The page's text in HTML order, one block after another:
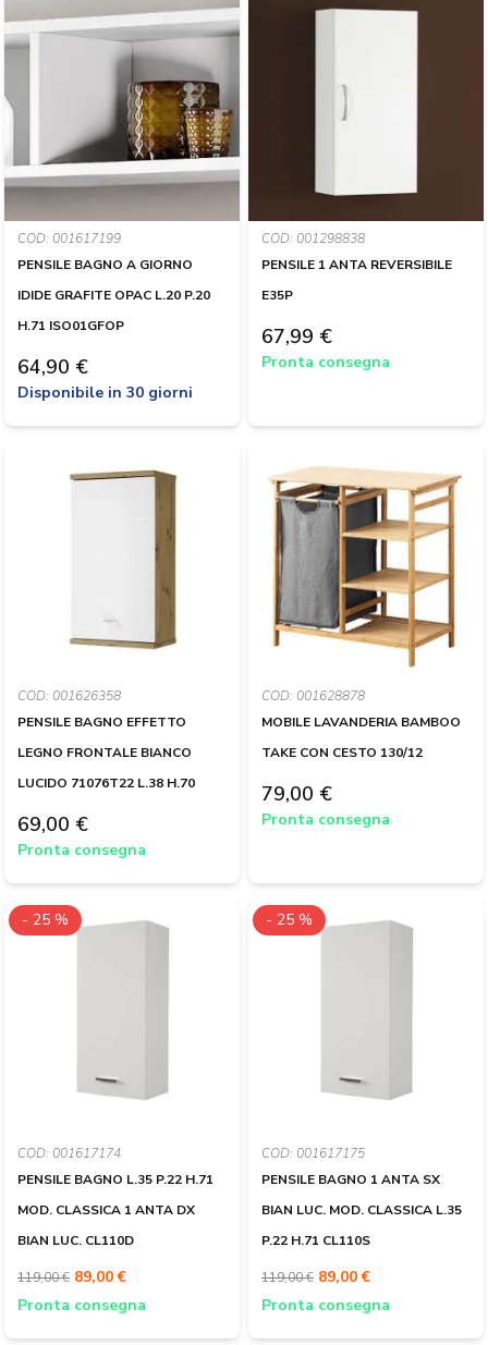
COD: 001617199
PENSILE BAGNO A GIORNO
IDIDE GRAFITE OPAC L.20 P.20
H.71 ISO01GFOP
64,90 €
Disponibile in 30 giorni
COD: 001298838
PENSILE 1 ANTA REVERSIBILE
E35P
67,99 €
Pronta consegna
COD: 001626358
PENSILE BAGNO EFFETTO
LEGNO FRONTALE BIANCO
LUCIDO 71076T22 L.38 H.70
69,00 €
Pronta consegna
COD: 001628878
MOBILE LAVANDERIA BAMBOO
TAKE CON CESTO 130/12
79,00 €
Pronta consegna
COD: 001617174
PENSILE BAGNO L.35 P.22 H.71
MOD. CLASSICA 1 ANTA DX
BIAN LUC. CL110D
- 25 %
119,00 € 89,00 €
Pronta consegna
COD: 001617175
PENSILE BAGNO 1 ANTA SX
BIAN LUC. MOD. CLASSICA L.35
P.22 H.71 CL110S
- 25 %
119,00 € 89,00 €
Pronta consegna